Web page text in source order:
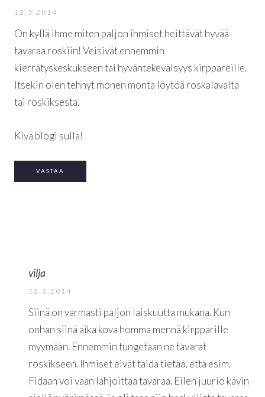
12.3.2014
On kyllä ihme miten paljon ihmiset heittävät hyvää
tavaraa roskiin! Veisivät ennemmin
kierrätyskeskukseen tai hyväntekeväisyys kirppareille.
Itsekin olen tehnyt monen monta löytöä roskalavalta
tai roskiksesta.
Kiva blogi sulla!
VASTAA
vilja
12.3.2014
Siinä on varmasti paljon laiskuutta mukana. Kun
onhan siinä aika kova homma mennä kirpparille
myymään. Ennemmin tungetaan ne tavarat
roskikseen. Ihmiset eivät taida tietää, että esim.
Fidaan voi vaan lahjoittaa tavaraa. Eilen juurio kävin